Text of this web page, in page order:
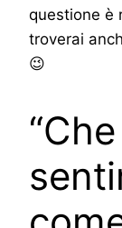
questione è
troverai
😉